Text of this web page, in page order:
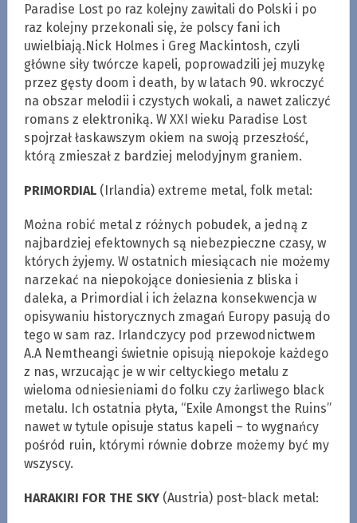
Paradise Lost po raz kolejny zawitali do Polski i po
raz kolejny przekonali się, że polscy fani ich
uwielbiają.Nick Holmes i Greg Mackintosh, czyli
główne siły twórcze kapeli, poprowadzili jej muzykę
przez gęsty doom i death, by w latach 90. wkroczyć
na obszar melodii i czystych wokali, a nawet zaliczyć
romans z elektroniką. W XXI wieku Paradise Lost
spojrzał łaskawszym okiem na swoją przeszłość,
którą zmieszał z bardziej melodyjnym graniem.
PRIMORDIAL (Irlandia) extreme metal, folk metal:
Można robić metal z różnych pobudek, a jedną z
najbardziej efektownych są niebezpieczne czasy, w
których żyjemy. W ostatnich miesiącach nie możemy
narzekać na niepokojące doniesienia z bliska i
daleka, a Primordial i ich żelazna konsekwencja w
opisywaniu historycznych zmagań Europy pasują do
tego w sam raz. Irlandczycy pod przewodnictwem
A.A Nemtheangi świetnie opisują niepokoje każdego
z nas, wrzucając je w wir celtyckiego metalu z
wieloma odniesieniami do folku czy żarliwego black
metalu. Ich ostatnia płyta, “Exile Amongst the Ruins”
nawet w tytule opisuje status kapeli – to wygnańcy
pośród ruin, którymi równie dobrze możemy być my
wszyscy.
HARAKIRI FOR THE SKY(Austria) post-black metal: